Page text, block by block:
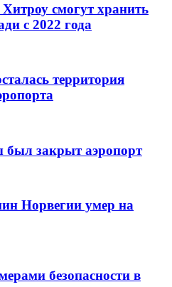
смогут хранить
с 2022 года
территория
был закрыт аэропорт
Норвегии умер на
безопасности в